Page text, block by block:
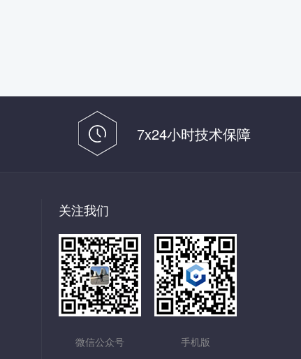
7x24小时技术保障
关注我们
微信公众号 手机版